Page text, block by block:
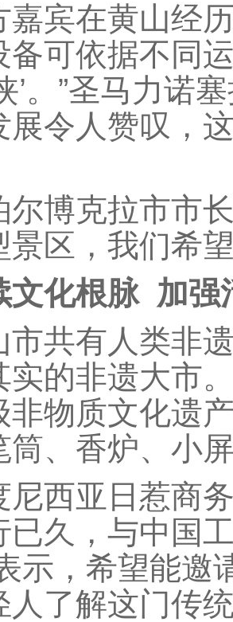
在黄山经历
备可依据不同
’。”圣马力诺
展令人赞叹，
克拉市市长
景区，我们希
化根脉 加强
有人类非遗
实的非遗大市
非物质文化遗
筒、香炉、小
亚日惹商务
已久，与中国
示，希望能邀
人了解这门传